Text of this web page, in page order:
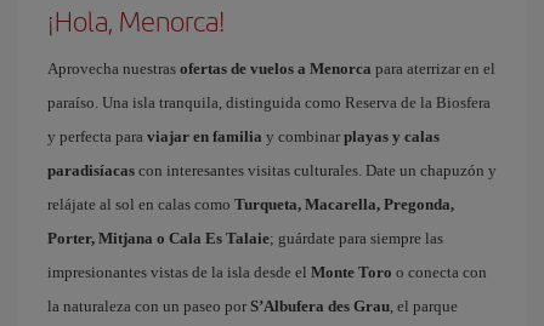
¡Hola, Menorca!
Aprovecha nuestras ofertas de vuelos a Menorca para aterrizar en el
paraíso. Una isla tranquila, distinguida como Reserva de la Biosfera
y perfecta para viajar en familia y combinar playas y calas
paradisíacas con interesantes visitas culturales. Date un chapuzón y
relájate al sol en calas como Turqueta, Macarella, Pregonda,
Porter, Mitjana o Cala Es Talaie; guárdate para siempre las
impresionantes vistas de la isla desde el Monte Toro o conecta con
la naturaleza con un paseo por S’Albufera des Grau, el parque